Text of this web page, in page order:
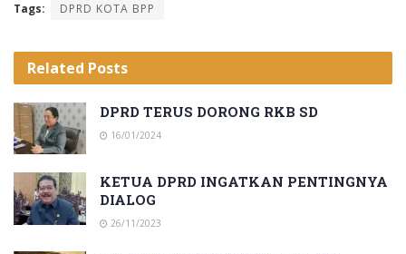
Tags: DPRD KOTA BPP
Related Posts
DPRD TERUS DORONG RKB SD
16/01/2024
KETUA DPRD INGATKAN PENTINGNYA
DIALOG
26/11/2023